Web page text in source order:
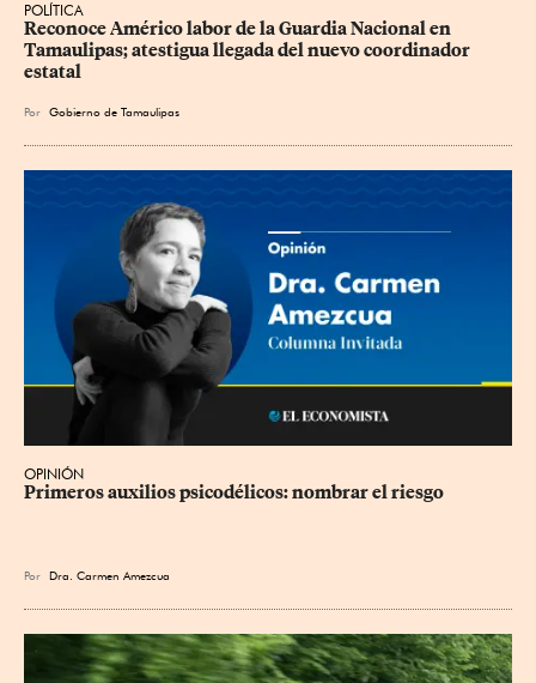
POLÍTICA
Reconoce Américo labor de la Guardia Nacional en
Tamaulipas; atestigua llegada del nuevo coordinador
estatal
Por Gobierno de Tamaulipas
OPINIÓN
Primeros auxilios psicodélicos: nombrar el riesgo
Por Dra. Carmen Amezcua